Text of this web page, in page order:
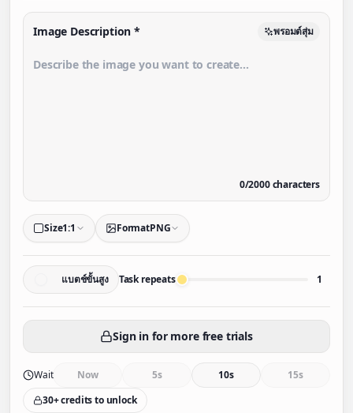
Image Description * พรอมต์สุ่ม
0/2000characters
Size1:1 FormatPNG
แบตช์ขั้นสูง Task repeats 1
Sign in for more free trials
Wait Now 5s 10s
15s
30+ credits to unlock